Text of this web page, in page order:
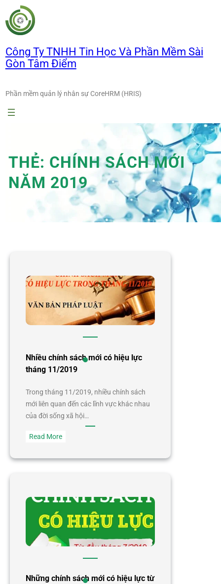
Chuyển
đến
phần
dung
Công Ty TNHH Tin Học Và Phần Mềm Sài
Gòn Tâm Điểm
Phần mềm quản lý nhân sự CoreHRM (HRIS)
THẺ: CHÍNH SÁCH MỚI
NĂM 2019
Nhiều chính sách mới có hiệu lực
tháng 11/2019
Trong tháng 11/2019, nhiều chính sách
mới liên quan đến các lĩnh vực khác nhau
của đời sống xã hội…
Read More:
chính
có
lực
11/2019
Những chính sách mới có hiệu lực từ